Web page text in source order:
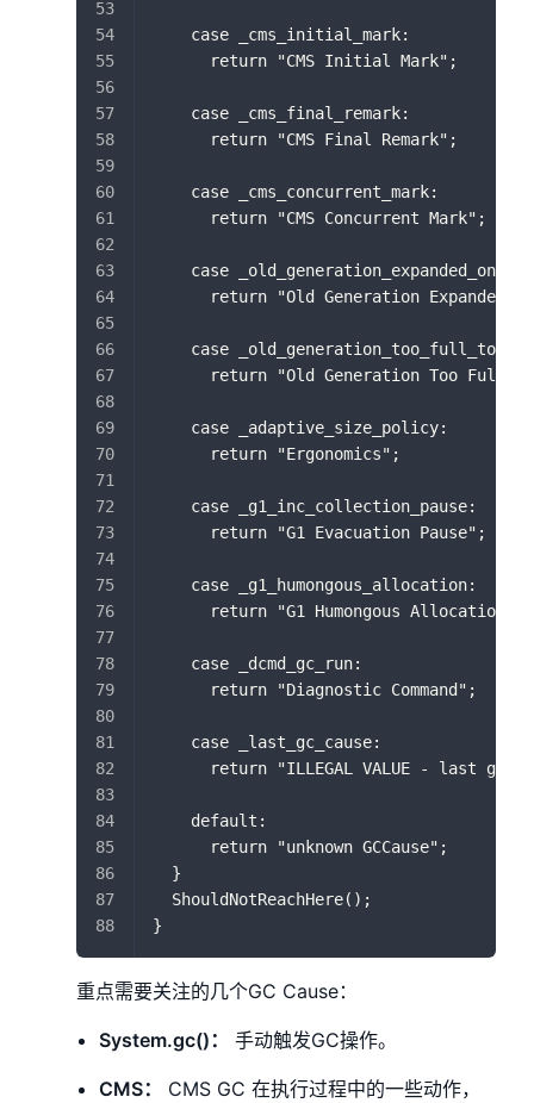
    case _cms_initial_mark:
      return "CMS Initial Mark";
    case _cms_final_remark:
      return "CMS Final Remark";
    case _cms_concurrent_mark:
      return "CMS Concurrent Mark";
case
return "Old Generation Expanded
case
return "Old Generation Too Full
    case _adaptive_size_policy:
      return "Ergonomics";
    case _g1_inc_collection_pause:
      return "G1 Evacuation Pause";
    case _g1_humongous_allocation:
      return "G1 Humongous Allocation";
    case _dcmd_gc_run:
      return "Diagnostic Command";
    case _last_gc_cause:
return "ILLEGAL VALUE - last gc
    default:
      return "unknown GCCause";
  }
  ShouldNotReachHere();
}
重点需要关注的几个GC Cause：
System.gc()： 手动触发GC操作。
CMS：
CMS GC 在执行过程中的一些动作，